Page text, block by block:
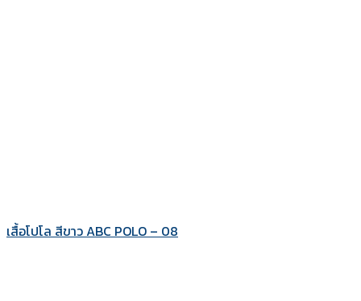
เสื้อโปโล สีขาว ABC POLO – 08